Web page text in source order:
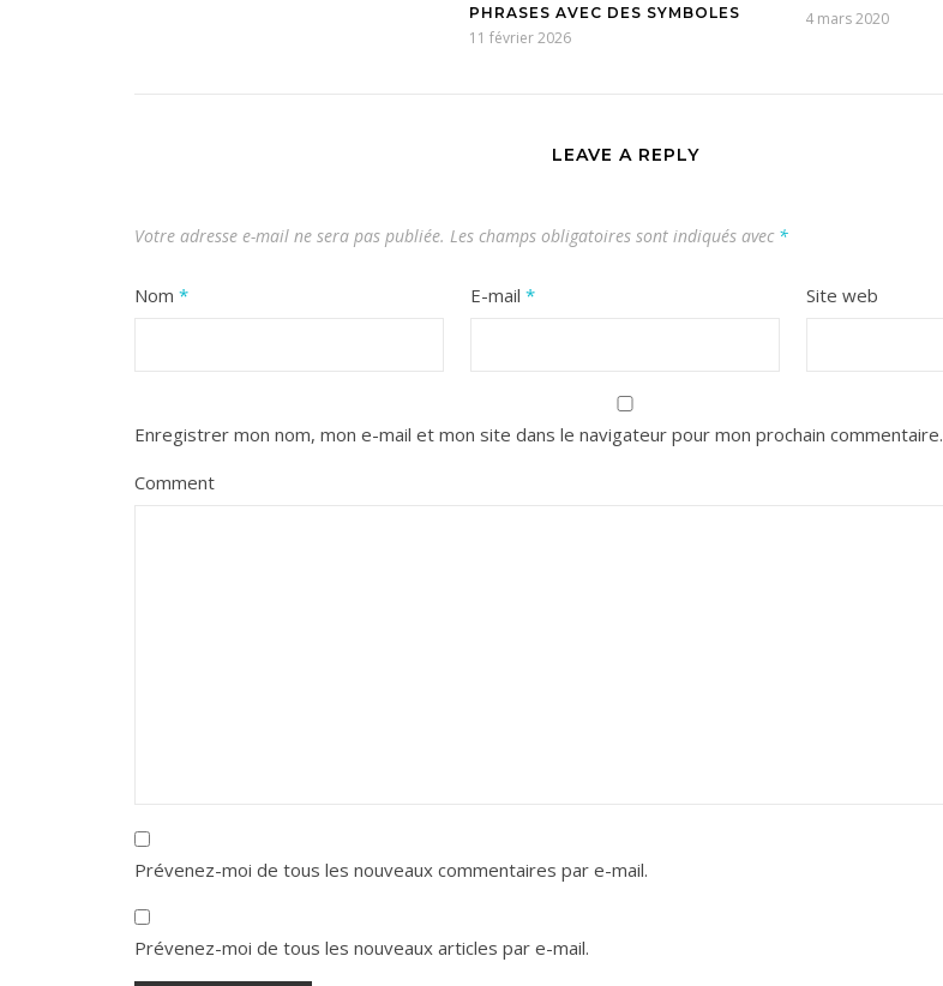
PHRASES AVEC DES SYMBOLES
11 février 2026
4 mars 2020
LEAVE A REPLY
Votre adresse e-mail ne sera pas publiée. Les champs obligatoires sont indiqués avec *
Nom * E-mail * Site web
Enregistrer mon nom, mon e-mail et mon site dans le navigateur pour mon prochain commentaire.
Comment
Prévenez-moi de tous les nouveaux commentaires par e-mail.
Prévenez-moi de tous les nouveaux articles par e-mail.